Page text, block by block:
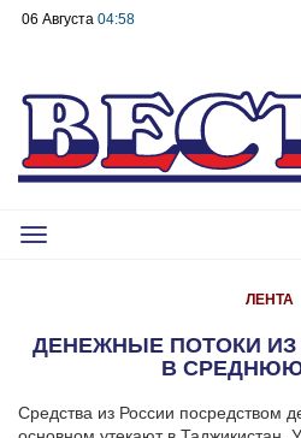
06 Августа 04:58
Toggle
ЛЕНТА
ДЕНЕЖНЫЕ ПОТОКИ
В
Средства из России посредством